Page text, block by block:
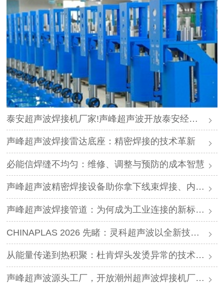
泰安超声波焊接机厂家!声峰超声波开放泰安经销商加盟
声峰超声波焊接雷达底座：精密焊接的技术革新
必能信焊缝不均匀：维修、调整与预防的成本智慧
声峰超声波精密焊接设备助你拿下线束焊接、内饰组装与锂电池极耳焊接大单
声峰超声波焊接管道：为何成为工业连接的新标杆？
CHINAPLAS 2026 先睹：灵科超声波以全新技术引领橡塑高效升级
从能量传递到热积聚：杜肯焊头发烫异常的技术解析与专业修复
声峰超声波源头工厂，开放潮州超声波焊接机厂家经销商加盟